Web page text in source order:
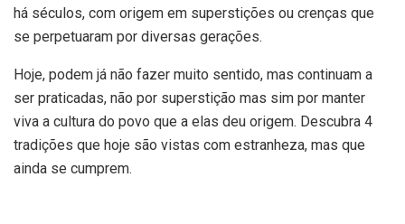
há séculos, com origem em superstições ou crenças que
se perpetuaram por diversas gerações.
Hoje, podem já não fazer muito sentido, mas continuam a
ser praticadas, não por superstição mas sim por manter
viva a cultura do povo que a elas deu origem. Descubra 4
tradições que hoje são vistas com estranheza, mas que
ainda se cumprem.